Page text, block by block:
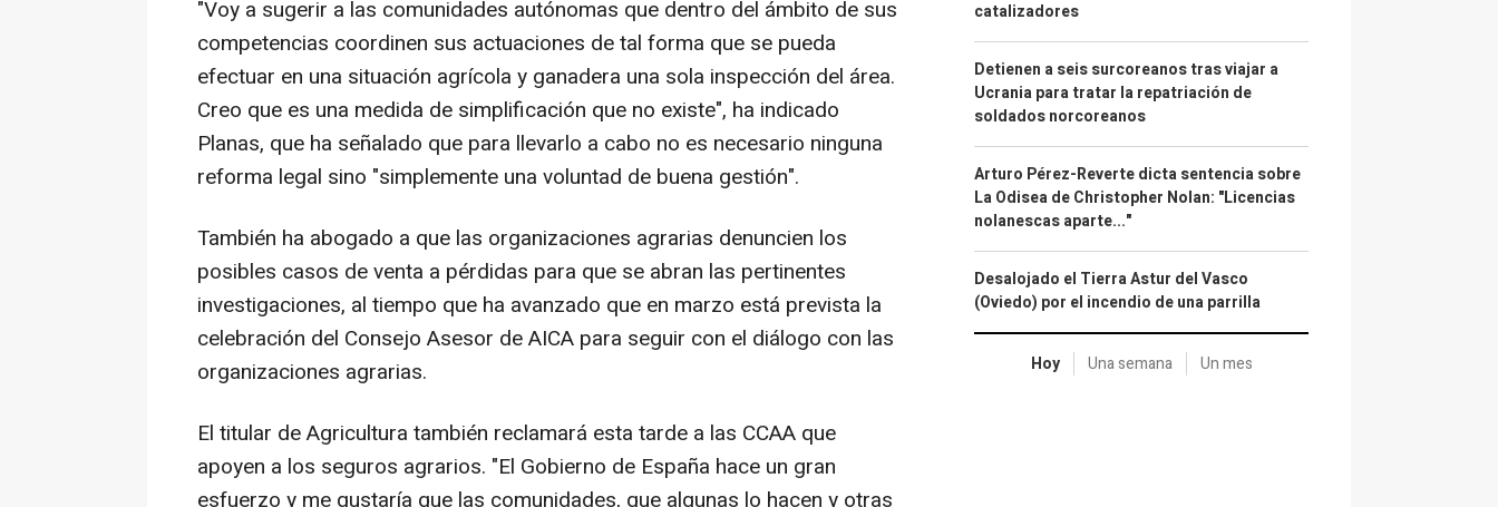
"Voy a sugerir a las comunidades autónomas que dentro del ámbito de sus
competencias coordinen sus actuaciones de tal forma que se pueda
efectuar en una situación agrícola y ganadera una sola inspección del área.
Creo que es una medida de simplificación que no existe", ha indicado
Planas, que ha señalado que para llevarlo a cabo no es necesario ninguna
reforma legal sino "simplemente una voluntad de buena gestión".
También ha abogado a que las organizaciones agrarias denuncien los
posibles casos de venta a pérdidas para que se abran las pertinentes
investigaciones, al tiempo que ha avanzado que en marzo está prevista la
celebración del Consejo Asesor de AICA para seguir con el diálogo con las
organizaciones agrarias.
El titular de Agricultura también reclamará esta tarde a las CCAA que
apoyen a los seguros agrarios. "El Gobierno de España hace un gran
esfuerzo y me gustaría que las comunidades, que algunas lo hacen y otras
catalizadores
Detienen a seis surcoreanos tras viajar a
Ucrania para tratar la repatriación de
soldados norcoreanos
Arturo Pérez-Reverte dicta sentencia sobre
La Odisea de Christopher Nolan: "Licencias
nolanescas aparte..."
Desalojado el Tierra Astur del Vasco
(Oviedo) por el incendio de una parrilla
Hoy Una semana Un mes